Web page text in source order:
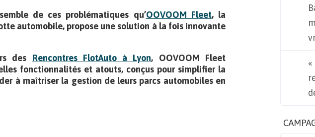
de ces problématiques qu’OOVOOM Fleet, la
automobile, propose une solution à la fois innovante
des Rencontres FlotAuto à Lyon, OOVOOM Fleet
fonctionnalités et atouts, conçus pour simplifier la
à maîtriser la gestion de leurs parcs automobiles en
«